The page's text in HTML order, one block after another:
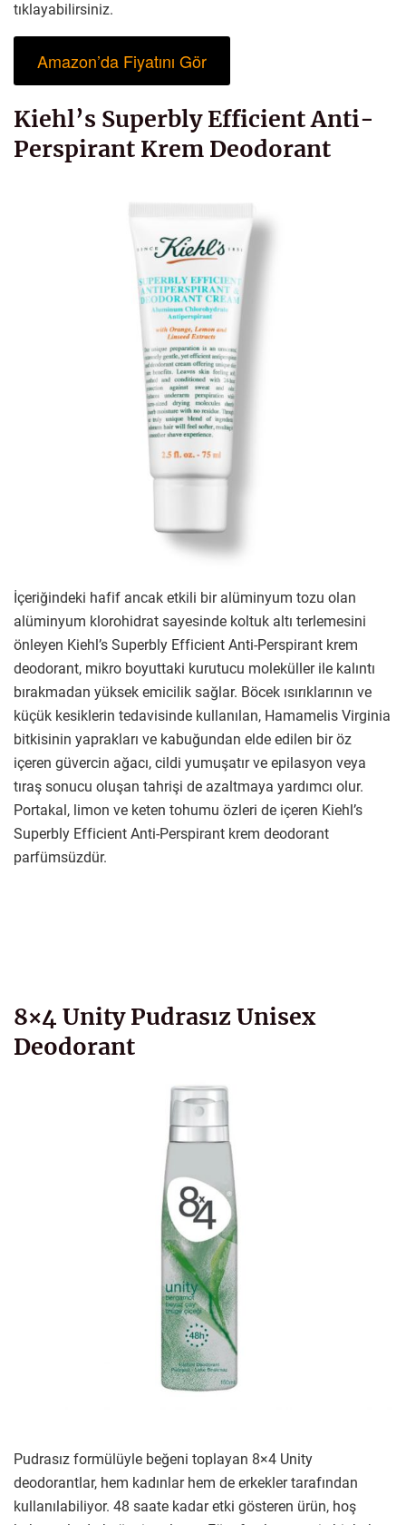
tıklayabilirsiniz.
Amazon’da Fiyatını Gör
Kiehl’s Superbly Efficient Anti-
Perspirant Krem Deodorant
İçeriğindeki hafif ancak etkili bir alüminyum tozu olan
alüminyum klorohidrat sayesinde koltuk altı terlemesini
önleyen Kiehl’s Superbly Efficient Anti-Perspirant krem
deodorant, mikro boyuttaki kurutucu moleküller ile kalıntı
bırakmadan yüksek emicilik sağlar. Böcek ısırıklarının ve
küçük kesiklerin tedavisinde kullanılan, Hamamelis Virginia
bitkisinin yaprakları ve kabuğundan elde edilen bir öz
içeren güvercin ağacı, cildi yumuşatır ve epilasyon veya
tıraş sonucu oluşan tahrişi de azaltmaya yardımcı olur.
Portakal, limon ve keten tohumu özleri de içeren Kiehl’s
Superbly Efficient Anti-Perspirant krem deodorant
parfümsüzdür.
8×4 Unity Pudrasız Unisex
Deodorant
Pudrasız formülüyle beğeni toplayan 8×4 Unity
deodorantlar, hem kadınlar hem de erkekler tarafından
kullanılabiliyor. 48 saate kadar etki gösteren ürün, hoş